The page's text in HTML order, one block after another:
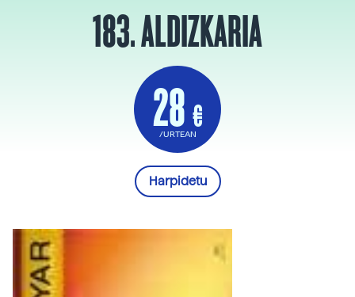
183. ALDIZKARIA
28 €
/URTEAN
Harpidetu